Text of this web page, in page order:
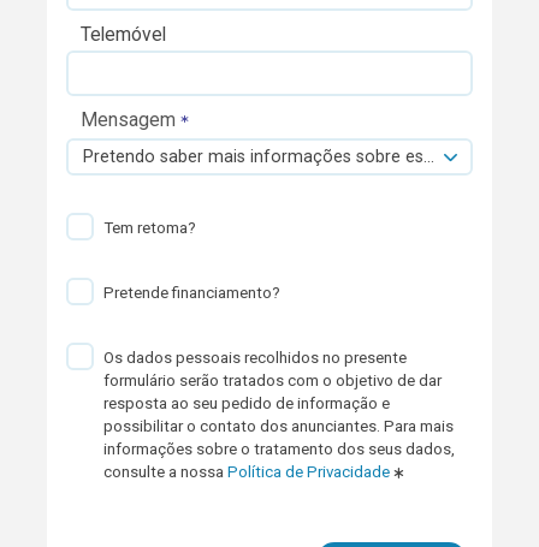
Telemóvel
Mensagem
Pretendo saber mais informações sobre esta viatura.
Tem retoma?
Pretende financiamento?
Os dados pessoais recolhidos no presente
formulário serão tratados com o objetivo de dar
resposta ao seu pedido de informação e
possibilitar o contato dos anunciantes. Para mais
informações sobre o tratamento dos seus dados,
consulte a nossaPolítica de Privacidade